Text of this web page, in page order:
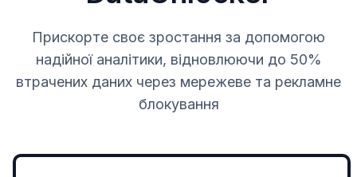
Прискорте своє зростання за допомогою
надійної аналітики, відновлюючи до 50%
втрачених даних через мережеве та рекламне
блокування